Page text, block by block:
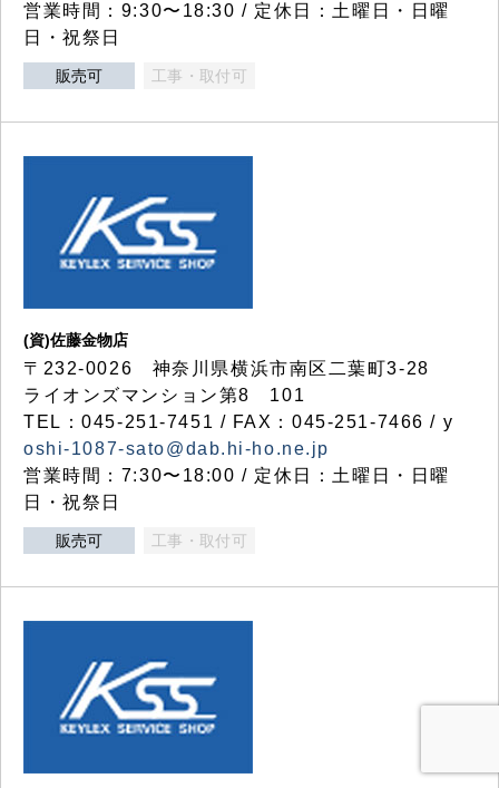
営業時間：9:30〜18:30 / 定休日：土曜日・日曜
日・祝祭日
販売可 工事・取付可
(資)佐藤金物店
〒232-0026 神奈川県横浜市南区二葉町3-28
ライオンズマンション第8 101
TEL：045-251-7451 / FAX：045-251-7466 / y
oshi-1087-sato@dab.hi-ho.ne.jp
営業時間：7:30〜18:00 / 定休日：土曜日・日曜
日・祝祭日
販売可 工事・取付可